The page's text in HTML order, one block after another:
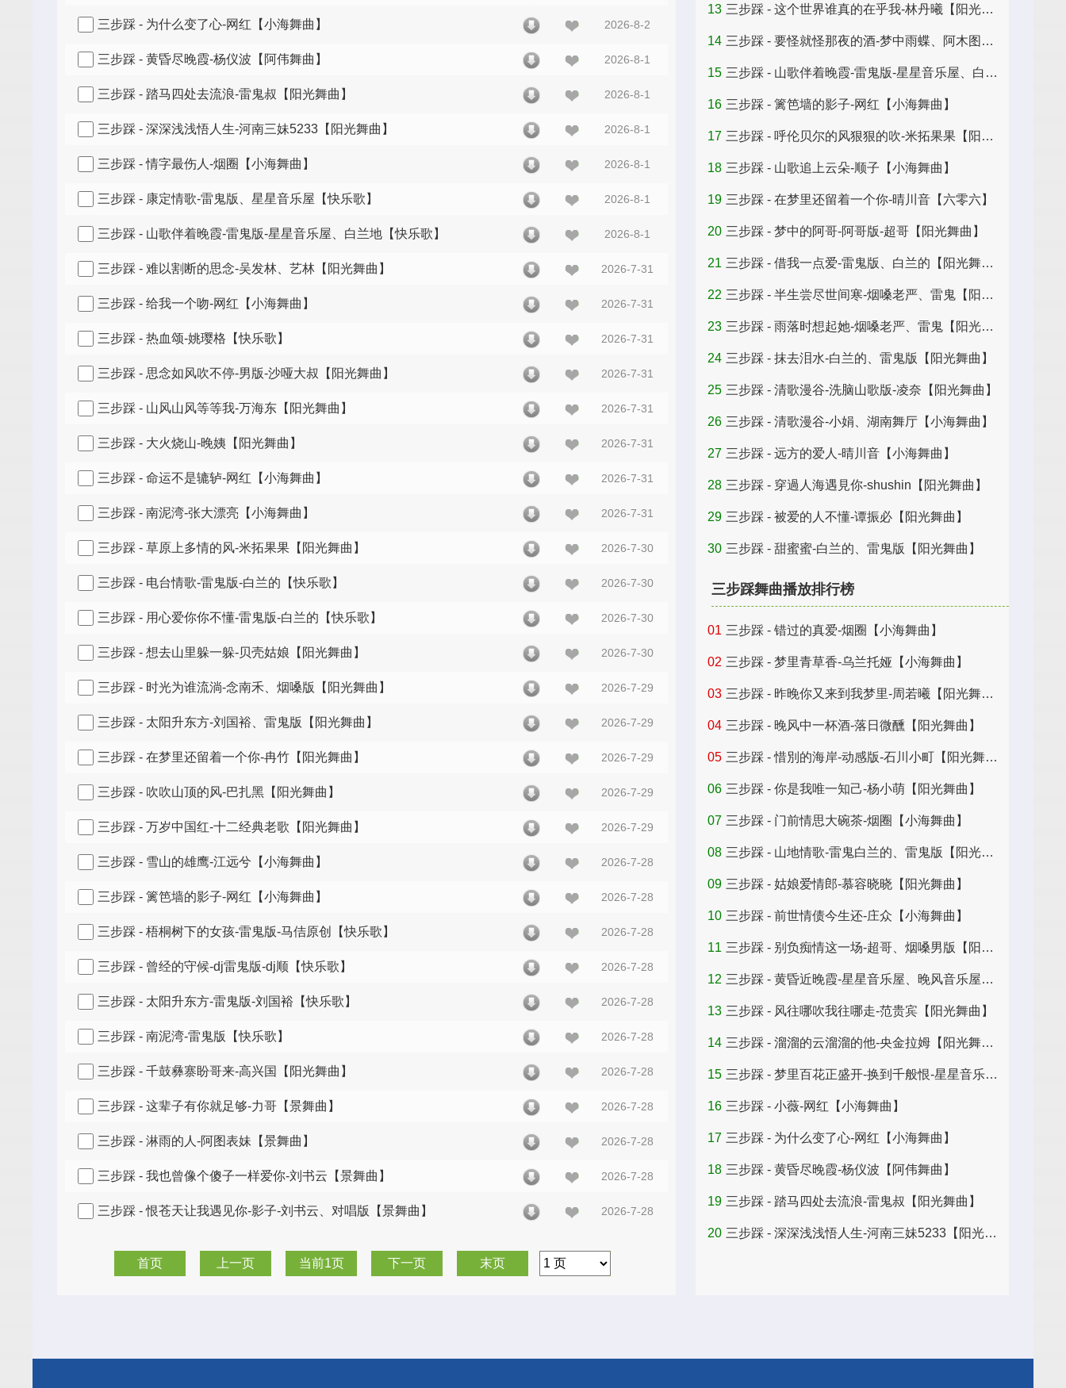
三步踩 - 为什么变了心-网红【小海舞曲】 2026-8-2
三步踩 - 黄昏尽晚霞-杨仪波【阿伟舞曲】 2026-8-1
三步踩 - 踏马四处去流浪-雷鬼叔【阳光舞曲】 2026-8-1
三步踩 - 深深浅浅悟人生-河南三妹5233【阳光舞曲】 2026-8-1
三步踩 - 情字最伤人-烟圈【小海舞曲】 2026-8-1
三步踩 - 康定情歌-雷鬼版、星星音乐屋【快乐歌】 2026-8-1
三步踩 - 山歌伴着晚霞-雷鬼版-星星音乐屋、白兰地【快乐歌】 2026-8-1
三步踩 - 难以割断的思念-吴发林、艺林【阳光舞曲】 2026-7-31
三步踩 - 给我一个吻-网红【小海舞曲】 2026-7-31
三步踩 - 热血颂-姚璎格【快乐歌】 2026-7-31
三步踩 - 思念如风吹不停-男版-沙哑大叔【阳光舞曲】 2026-7-31
三步踩 - 山风山风等等我-万海东【阳光舞曲】 2026-7-31
三步踩 - 大火烧山-晚姨【阳光舞曲】 2026-7-31
三步踩 - 命运不是辘轳-网红【小海舞曲】 2026-7-31
三步踩 - 南泥湾-张大漂亮【小海舞曲】 2026-7-31
三步踩 - 草原上多情的风-米拓果果【阳光舞曲】 2026-7-30
三步踩 - 电台情歌-雷鬼版-白兰的【快乐歌】 2026-7-30
三步踩 - 用心爱你你不懂-雷鬼版-白兰的【快乐歌】 2026-7-30
三步踩 - 想去山里躲一躲-贝壳姑娘【阳光舞曲】 2026-7-30
三步踩 - 时光为谁流淌-念南禾、烟嗓版【阳光舞曲】 2026-7-29
三步踩 - 太阳升东方-刘国裕、雷鬼版【阳光舞曲】 2026-7-29
三步踩 - 在梦里还留着一个你-冉竹【阳光舞曲】 2026-7-29
三步踩 - 吹吹山顶的风-巴扎黑【阳光舞曲】 2026-7-29
三步踩 - 万岁中国红-十二经典老歌【阳光舞曲】 2026-7-29
三步踩 - 雪山的雄鹰-江远兮【小海舞曲】 2026-7-28
三步踩 - 篱笆墙的影子-网红【小海舞曲】 2026-7-28
三步踩 - 梧桐树下的女孩-雷鬼版-马佶原创【快乐歌】 2026-7-28
三步踩 - 曾经的守候-dj雷鬼版-dj顺【快乐歌】 2026-7-28
三步踩 - 太阳升东方-雷鬼版-刘国裕【快乐歌】 2026-7-28
三步踩 - 南泥湾-雷鬼版【快乐歌】 2026-7-28
三步踩 - 千鼓彝寨盼哥来-高兴国【阳光舞曲】 2026-7-28
三步踩 - 这辈子有你就足够-力哥【景舞曲】 2026-7-28
三步踩 - 淋雨的人-阿图表妹【景舞曲】 2026-7-28
三步踩 - 我也曾像个傻子一样爱你-刘书云【景舞曲】 2026-7-28
三步踩 - 恨苍天让我遇见你-影子-刘书云、对唱版【景舞曲】 2026-7-28
首页 上一页 当前1页 下一页 末页
13 三步踩 - 这个世界谁真的在乎我-林丹曦【阳光舞曲】
14 三步踩 - 要怪就怪那夜的酒-梦中雨蝶、阿木图【阳光舞曲】
15 三步踩 - 山歌伴着晚霞-雷鬼版-星星音乐屋、白兰地【快乐歌】
16 三步踩 - 篱笆墙的影子-网红【小海舞曲】
17 三步踩 - 呼伦贝尔的风狠狠的吹-米拓果果【阳光舞曲】
18 三步踩 - 山歌追上云朵-顺子【小海舞曲】
19 三步踩 - 在梦里还留着一个你-晴川音【六零六】
20 三步踩 - 梦中的阿哥-阿哥版-超哥【阳光舞曲】
21 三步踩 - 借我一点爱-雷鬼版、白兰的【阳光舞曲】
22 三步踩 - 半生尝尽世间寒-烟嗓老严、雷鬼【阳光舞曲】
23 三步踩 - 雨落时想起她-烟嗓老严、雷鬼【阳光舞曲】
24 三步踩 - 抹去泪水-白兰的、雷鬼版【阳光舞曲】
25 三步踩 - 清歌漫谷-洗脑山歌版-凌奈【阳光舞曲】
26 三步踩 - 清歌漫谷-小娟、湖南舞厅【小海舞曲】
27 三步踩 - 远方的爱人-晴川音【小海舞曲】
28 三步踩 - 穿過人海遇見你-shushin【阳光舞曲】
29 三步踩 - 被爱的人不懂-谭振必【阳光舞曲】
30 三步踩 - 甜蜜蜜-白兰的、雷鬼版【阳光舞曲】
三步踩舞曲播放排行榜
01 三步踩 - 错过的真爱-烟圈【小海舞曲】
02 三步踩 - 梦里青草香-乌兰托娅【小海舞曲】
03 三步踩 - 昨晚你又来到我梦里-周若曦【阳光舞曲】
04 三步踩 - 晚风中一杯酒-落日微醺【阳光舞曲】
05 三步踩 - 惜別的海岸-动感版-石川小町【阳光舞曲】
06 三步踩 - 你是我唯一知己-杨小萌【阳光舞曲】
07 三步踩 - 门前情思大碗茶-烟圈【小海舞曲】
08 三步踩 - 山地情歌-雷鬼白兰的、雷鬼版【阳光舞曲】
09 三步踩 - 姑娘爱情郎-慕容晓晓【阳光舞曲】
10 三步踩 - 前世情债今生还-庄众【小海舞曲】
11 三步踩 - 别负痴情这一场-超哥、烟嗓男版【阳光舞曲】
12 三步踩 - 黄昏近晚霞-星星音乐屋、晚风音乐屋【快乐歌】
13 三步踩 - 风往哪吹我往哪走-范贵宾【阳光舞曲】
14 三步踩 - 溜溜的云溜溜的他-央金拉姆【阳光舞曲】
15 三步踩 - 梦里百花正盛开-换到千般恨-星星音乐屋【阳光舞曲】
16 三步踩 - 小薇-网红【小海舞曲】
17 三步踩 - 为什么变了心-网红【小海舞曲】
18 三步踩 - 黄昏尽晚霞-杨仪波【阿伟舞曲】
19 三步踩 - 踏马四处去流浪-雷鬼叔【阳光舞曲】
20 三步踩 - 深深浅浅悟人生-河南三妹5233【阳光舞曲】